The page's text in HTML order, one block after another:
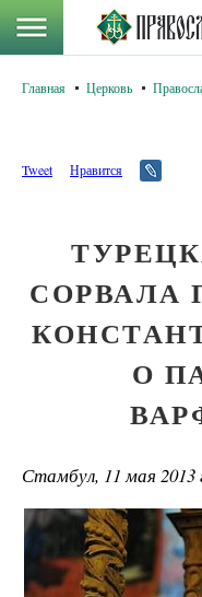
Главная Церковь
Tweet Нравится
СОРВАЛА
О
Стамбул, 11 мая 2013